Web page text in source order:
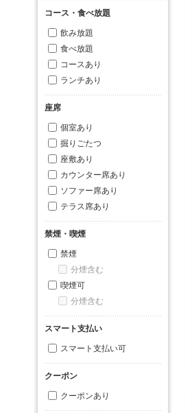
コース・食べ放題
飲み放題
食べ放題
コースあり
ランチあり
座席
個室あり
掘りごたつ
座敷あり
カウンター席あり
ソファー席あり
テラス席あり
禁煙・喫煙
禁煙
分煙含む
喫煙可
分煙含む
スマート支払い
スマート支払い可
クーポン
クーポンあり